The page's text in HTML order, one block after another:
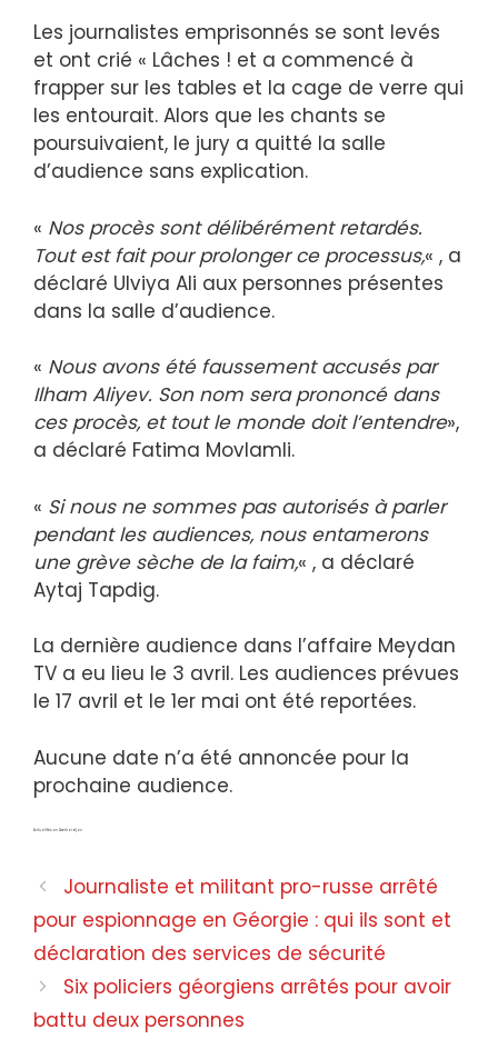
Les journalistes emprisonnés se sont levés
et ont crié « Lâches ! et a commencé à
frapper sur les tables et la cage de verre qui
les entourait. Alors que les chants se
poursuivaient, le jury a quitté la salle
d’audience sans explication.
« Nos procès sont délibérément retardés.
Tout est fait pour prolonger ce processus,« , a
déclaré Ulviya Ali aux personnes présentes
dans la salle d’audience.
« Nous avons été faussement accusés par
Ilham Aliyev. Son nom sera prononcé dans
ces procès, et tout le monde doit l’entendre»,
a déclaré Fatima Movlamli.
« Si nous ne sommes pas autorisés à parler
pendant les audiences, nous entamerons
une grève sèche de la faim,« , a déclaré
Aytaj Tapdig.
La dernière audience dans l’affaire Meydan
TV a eu lieu le 3 avril. Les audiences prévues
le 17 avril et le 1er mai ont été reportées.
Aucune date n’a été annoncée pour la
prochaine audience.
Actualités en Azerbaïdjan
Journaliste et militant pro-russe arrêté
pour espionnage en Géorgie : qui ils sont et
déclaration des services de sécurité
Six policiers géorgiens arrêtés pour avoir
battu deux personnes